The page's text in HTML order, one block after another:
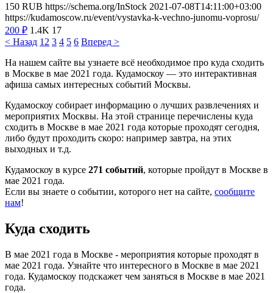
150 RUB https://schema.org/InStock 2021-07-08T14:11:00+03:00
https://kudamoscow.ru/event/vystavka-k-vechno-junomu-voprosu/
200 ₽ 1.4K 17
< Назад 1 2 3 4 5 6 Вперед >
На нашем сайте вы узнаете всё необходимое про куда сходить
в Москве в мае 2021 года. Кудамоскоу — это интерактивная
афиша самых интересных событий Москвы.
Кудамоскоу собирает информацию о лучших развлечениях и
мероприятих Москвы. На этой странице перечислены куда
сходить в Москве в мае 2021 года которые проходят сегодня,
либо будут проходить скоро: например завтра, на этих
выходных и т.д.
Кудамоскоу в курсе 271 событий, которые пройдут в Москве в
мае 2021 года.
Если вы знаете о событии, которого нет на сайте, сообщите
нам!
Куда сходить
В мае 2021 года в Москве - мероприятия которые проходят в
мае 2021 года. Узнайте что интересного в Москве в мае 2021
года. Кудамоскоу подскажет чем заняться в Москве в мае 2021
года.